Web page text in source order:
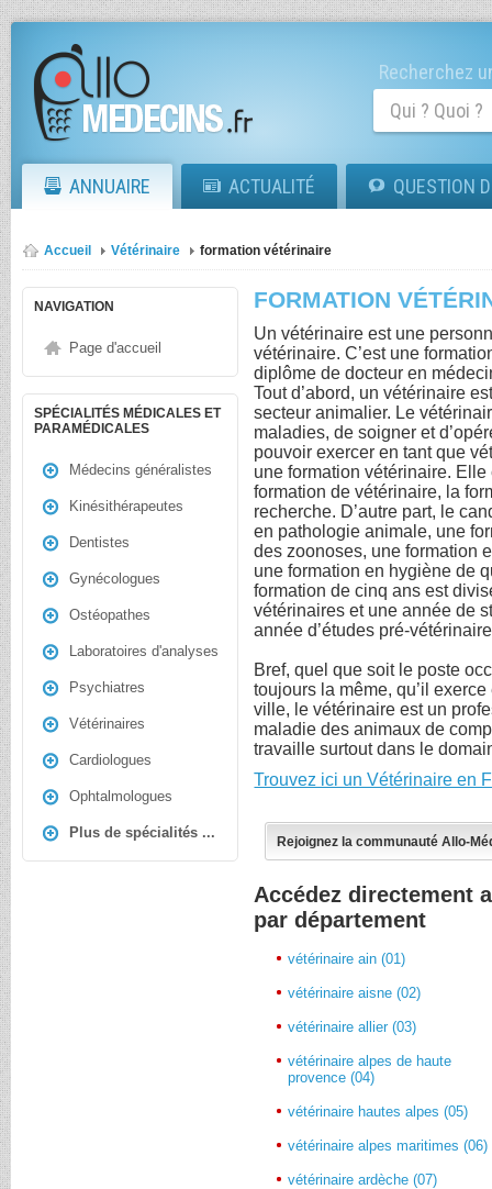
Recherchez
ANNUAIRE ACTUALITÉ QUESTION
Accueil Vétérinaire formation vétérinaire
NAVIGATION
Page d'accueil
SPÉCIALITÉS MÉDICALES ET
PARAMÉDICALES
Médecins généralistes
Kinésithérapeutes
Dentistes
Gynécologues
Ostéopathes
Laboratoires d'analyses
Psychiatres
Vétérinaires
Cardiologues
Ophtalmologues
Plus de spécialités ...
FORMATION
Un vétérinaire est une
vétérinaire. C’est une
diplôme de docteur en
Tout d’abord, un vétérinaire
secteur animalier. Le
maladies, de soigner et
pouvoir exercer en tant que
une formation vétérinaire.
formation de vétérinaire, la
recherche. D’autre part, le
en pathologie animale, une
des zoonoses, une formation
une formation en hygiène de
formation de cinq ans est
vétérinaires et une année de
année d’études pré-
Bref, quel que soit le poste
toujours la même, qu’il
ville, le vétérinaire est un
maladie des animaux de
travaille surtout dans le
Trouvez ici un Vétérinaire en
Rejoignez la communauté Allo-
Accédez directement
par département
vétérinaire ain (01)
vétérinaire aisne (02)
vétérinaire allier (03)
vétérinaire alpes de haute
provence (04)
vétérinaire hautes alpes (05)
vétérinaire alpes maritimes (06)
vétérinaire ardèche (07)